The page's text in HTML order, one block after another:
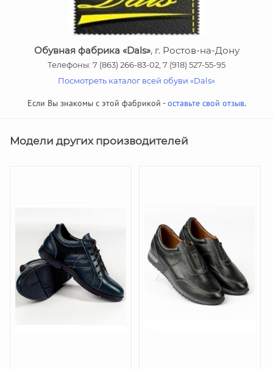
Обувная фабрика «Dals», г. Ростов-на-Дону
Телефоны: 7 (863) 266-83-02, 7 (918) 527-55-95
Посмотреть каталог всей обуви «Dals»
Если Вы знакомы с этой фабрикой -оставьте свой отзыв.
Модели других производителей